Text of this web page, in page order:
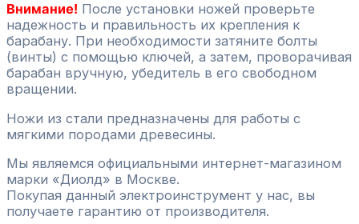
Внимание! После установки ножей проверьте
надежность и правильность их крепления к
барабану. При необходимости затяните болты
(винты) с помощью ключей, а затем, проворачивая
барабан вручную, убедитель в его свободном
вращении.
Ножи из стали предназначены для работы с
мягкими породами древесины.
Мы являемся официальными интернет-магазином
марки «Диолд» в Москве.
Покупая данный электроинструмент у нас, вы
получаете гарантию от производителя.